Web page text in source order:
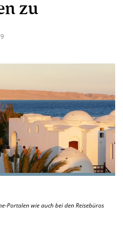
zu
­Portalen wie auch bei den Reisebüros